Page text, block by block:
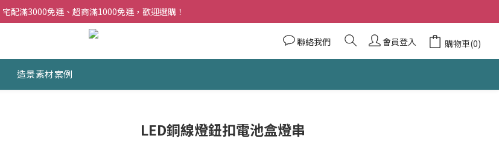
夏日購花福利．消費不限金額【贈】乾燥玫瑰乙束
宅配滿3000免運、超商滿1000免運，歡迎選購！
門市與官網，單筆訂單滿兩萬，皆享9折優惠！
夏日購花福利．消費不限金額【贈】乾燥玫瑰乙束
聯絡我們 會員登入 購物車(0)
造景素材案例
LED銅線燈鈕扣電池盒燈串